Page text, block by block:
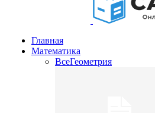
Главная
Математика
ВсеГеометрия